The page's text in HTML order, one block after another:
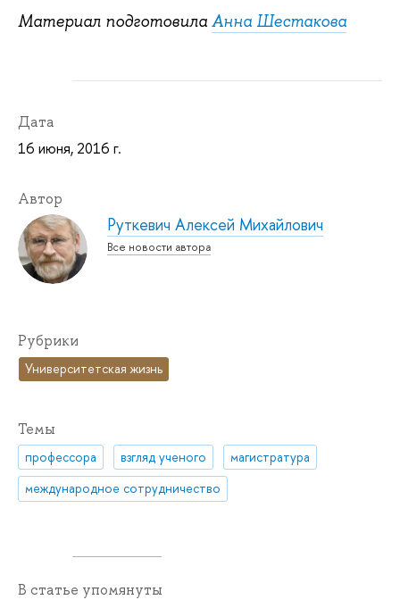
Материал подготовилаАнна Шестакова
Дата
16 июня, 2016 г.
Автор
Руткевич Алексей Михайлович
Все новости автора
Рубрики
Университетская жизнь
Темы
профессора взгляд ученого
магистратура
международное сотрудничество
В статье упомянуты